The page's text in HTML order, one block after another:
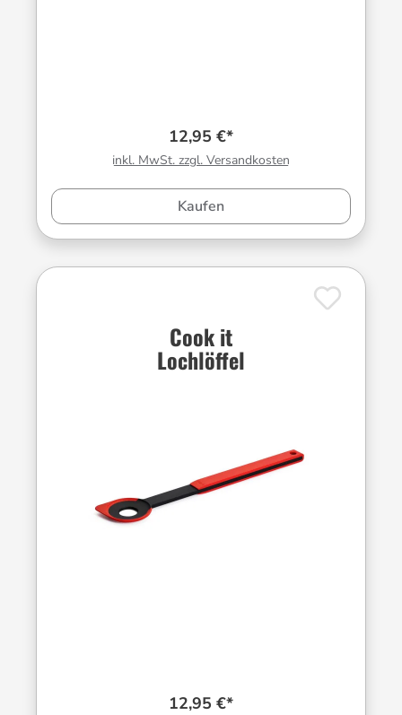
12,95 €*
inkl. MwSt. zzgl. Versandkosten
Kaufen
Cook it
Lochlöffel
12,95 €*